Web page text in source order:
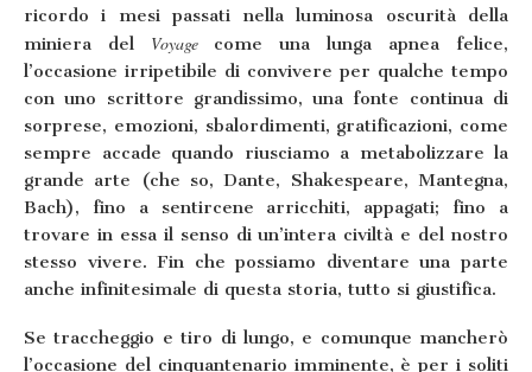
ricordo i mesi passati nella luminosa oscurità della
miniera del Voyage come una lunga apnea felice,
l’occasione irripetibile di convivere per qualche tempo
con uno scrittore grandissimo, una fonte continua di
sorprese, emozioni, sbalordimenti, gratificazioni, come
sempre accade quando riusciamo a metabolizzare la
grande arte (che so, Dante, Shakespeare, Mantegna,
Bach), fino a sentircene arricchiti, appagati; fino a
trovare in essa il senso di un’intera civiltà e del nostro
stesso vivere. Fin che possiamo diventare una parte
anche infinitesimale di questa storia, tutto si giustifica.
Se traccheggio e tiro di lungo, e comunque mancherò
l’occasione del cinquantenario imminente, è per i soliti